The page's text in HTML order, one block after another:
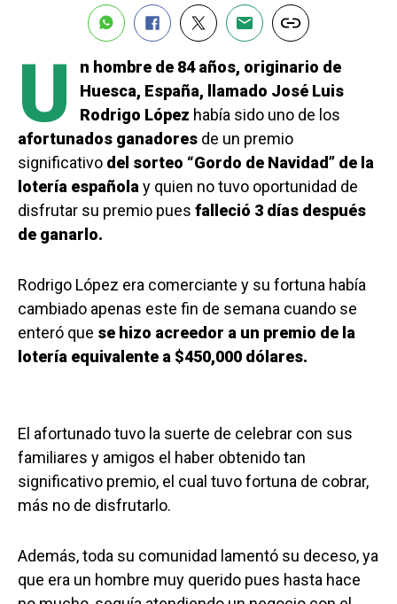
U
n hombre de 84 años, originario de
Huesca, España, llamado José Luis
Rodrigo López había sido uno de los
afortunados ganadores de un premio
significativo del sorteo “Gordo de Navidad” de la
lotería españolay quien no tuvo oportunidad de
disfrutar su premio pues falleció 3 días después
de ganarlo.
Rodrigo López era comerciante y su fortuna había
cambiado apenas este fin de semana cuando se
enteró que se hizo acreedor a un premio de la
lotería equivalente a $450,000 dólares.
El afortunado tuvo la suerte de celebrar con sus
familiares y amigos el haber obtenido tan
significativo premio, el cual tuvo fortuna de cobrar,
más no de disfrutarlo.
Además, toda su comunidad lamentó su deceso, ya
que era un hombre muy querido pues hasta hace